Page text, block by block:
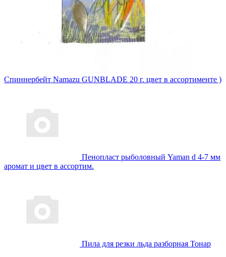
Спиннербейт Namazu GUNBLADE 20 г. цвет в ассортименте )
Пенопласт рыболовный Yaman d 4-7 мм
аромат и цвет в ассортим.
Пила для резки льда разборная Тонар